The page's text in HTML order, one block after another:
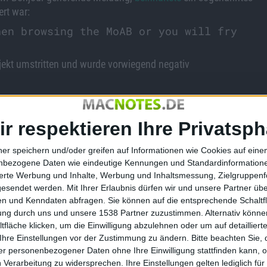
respektieren Ihre
speichern und/oder greifen auf Informationen wie Cookies auf
Daten wie eindeutige Kennungen und
Werbung und Inhalte, Werbung und Inhaltsmessung,
werden.
Mit Ihrer Erlaubnis dürfen wir und unsere Partner
und Kenndaten abfragen. Sie können auf die entsprechende
durch uns und unsere 1538 Partner zuzustimmen. Alternativ
klicken, um die Einwilligung abzulehnen oder um auf
Einstellungen vor der Zustimmung zu ändern.
Bitte beachten Sie,
personenbezogener Daten ohne Ihre Einwilligung stattfinden kann,
Verarbeitung zu widersprechen. Ihre Einstellungen gelten lediglich
war:
browsing the MoAB or you will fry
umstritten und wurde vorwiegend negativ
für eine Lücke in QuickTime ein Update
veröffentlicht. Für
Dateien, oder in iChat, gibt es bisher keine Lösungen
unterrichtet, wie es bei anderen großen Unternehmen
arbeiten!
Landon Fullerversuchte für jede vorgestellte Lücke
Damit haben sie demonstriert, dass sich selbst in sehr
Scheibe abschneiden.